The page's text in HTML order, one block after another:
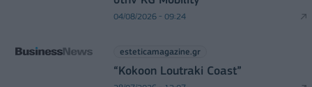
04/08/2026 - 09:24
esteticamagazine.gr
“Kokoon Loutraki Coast”